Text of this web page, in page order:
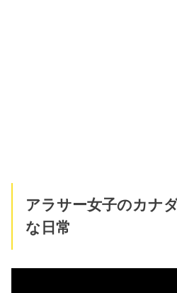
アラサー女子のカナ
な日常